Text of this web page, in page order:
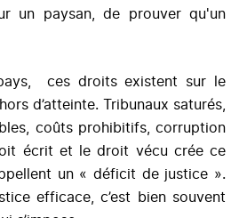
un paysan, de prouver qu'un
ces droits existent sur le
d’atteinte. Tribunaux saturés,
coûts prohibitifs, corruption
écrit et le droit vécu crée ce
un « déficit de justice ».
efficace, c’est bien souvent